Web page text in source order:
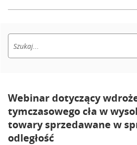
Webinar dotyczący
tymczasowego cła w
towary sprzedawane w
odległość